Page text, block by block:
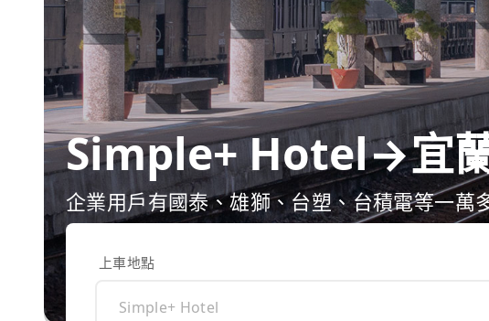
Simple+ Hotel→宜
企業用戶有國泰、雄獅、台塑、台積電等一萬
上車地點